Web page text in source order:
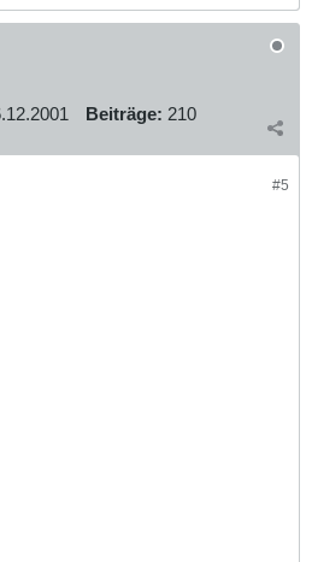
Beiträge: 210
#5